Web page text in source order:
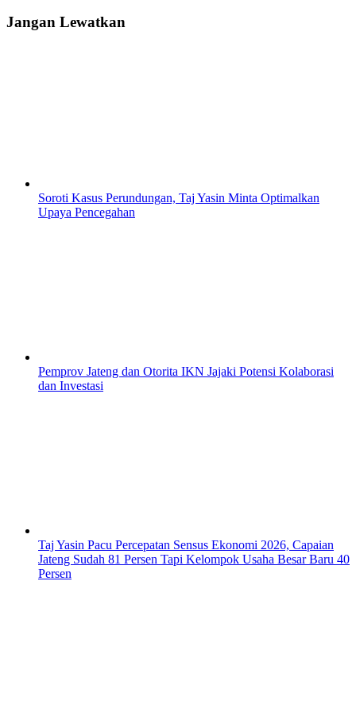
Jangan Lewatkan
Soroti Kasus Perundungan, Taj Yasin Minta Optimalkan
Upaya Pencegahan
Pemprov Jateng dan Otorita IKN Jajaki Potensi Kolaborasi
dan Investasi
Taj Yasin Pacu Percepatan Sensus Ekonomi 2026, Capaian
Jateng Sudah 81 Persen Tapi Kelompok Usaha Besar Baru 40
Persen